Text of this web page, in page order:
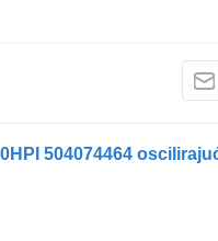
504074464